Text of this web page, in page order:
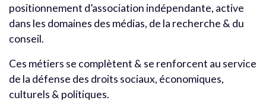
positionnement d’association indépendante, active
dans les domaines des médias, de la recherche & du
conseil.
Ces métiers se complètent & se renforcent au service
de la défense des droits sociaux, économiques,
culturels & politiques.